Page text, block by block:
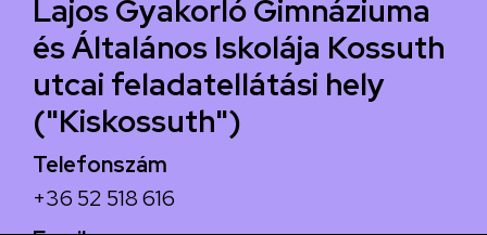
Lajos Gyakorló Gimnáziuma
és Általános Iskolája Kossuth
utcai feladatellátási hely
("Kiskossuth")
Telefonszám
+36 52 518 616